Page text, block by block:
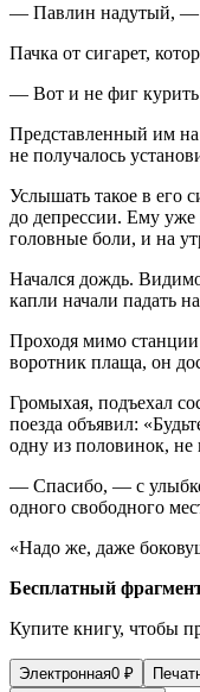
— Павлин надутый, —
Пачка от сигарет,
— Вот и не фиг курит
Представленный им
не получалось
Услышать такое в его
до депрессии. Ему уже
головные боли, и на
Начался дождь.
капли начали падать
Проходя мимо станции
воротник плаща, он
Громыхая, подъехал
поезда объявил:
одну из половинок, не
— Спасибо, — с
одного свободного
«Надо же, даже
Бесплатный
Купите книгу, чтобы
Электронная0 ₽